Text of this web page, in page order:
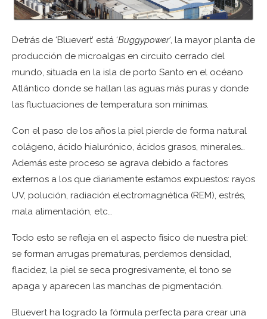
Detrás de ‘Bluevert’ está ‘Buggypower‘, la mayor planta de
producción de microalgas en circuito cerrado del
mundo, situada en la isla de porto Santo en el océano
Atlántico donde se hallan las aguas más puras y donde
las fluctuaciones de temperatura son mínimas.
Con el paso de los años la piel pierde de forma natural
colágeno, ácido hialurónico, ácidos grasos, minerales…
Además este proceso se agrava debido a factores
externos a los que diariamente estamos expuestos: rayos
UV, polución, radiación electromagnética (REM), estrés,
mala alimentación, etc…
Todo esto se refleja en el aspecto físico de nuestra piel:
se forman arrugas prematuras, perdemos densidad,
flacidez, la piel se seca progresivamente, el tono se
apaga y aparecen las manchas de pigmentación.
Bluevert ha logrado la fórmula perfecta para crear una